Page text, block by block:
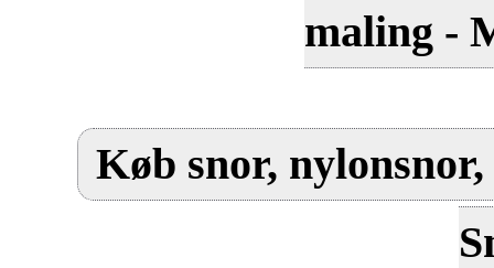
maling -
Køb snor,